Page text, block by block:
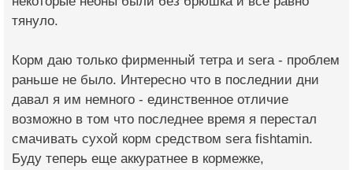
тянуло.
Корм даю только фирменный тетра и sera - проблем
раньше не было. Интересно что в последнии дни
давал я им немного - единственное отличие
возможно в том что последнее время я перестал
смачивать сухой корм средством sera fishtamin.
Буду теперь еще аккуратнее в кормежке,